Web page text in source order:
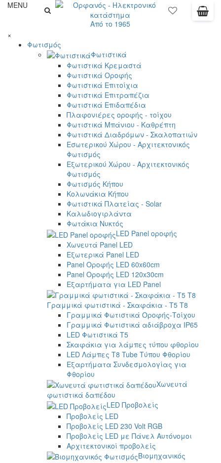
MENU
Από το 1965
×
Φωτισμός
Φωτιστικά
Φωτιστικά Κρεμαστά
Φωτιστικά Οροφής
Φωτιστικά Επιτοίχια
Φωτιστικά Επιτραπέζια
Φωτιστικά Επιδαπέδια
Πλαφονιέρες οροφής - τοίχου
Φωτιστικά Μπάνιου - Καθρέπτη
Φωτιστικά Διαδρόμων - Σκαλοπατιών
Εσωτερικού Χώρου - Αρχιτεκτονικός
Φωτισμός
Εξωτερικού Χώρου - Αρχιτεκτονικός
Φωτισμός
Φωτισμός Κήπου
Κολωνάκια Κήπου
Φωτιστικά Πλατείας - Solar
Καλωδιογιρλάντα
Φωτάκια Νυκτός
LED Panel οροφής
Χωνευτά Panel LED
Εξωτερικά Panel LED
Panel Οροφής LED 60x60cm
Panel Οροφής LED 120x30cm
Εξαρτήματα για LED Panel
Γραμμικά φωτιστικά - Σκαφάκια - Τ5 T8
Γραμμικά Φωτιστικά Οροφής-Τοίχου
Γραμμικά Φωτιστικά αδιάβροχα IP65
LED Φωτιστικά T5
Σκαφάκια για λάμπες τύπου φθορίου
LED Λάμπες T8 Tube Τύπου Φθορίου
Εξαρτήματα Συνδεσμολογίας για
Φθορίου
Χωνευτά
φωτιστικά δαπέδου
LED Προβολείς
Προβολείς LED
Προβολείς LED 230 Volt RGB
Προβολείς LED με Πάνελ Αυτόνομοι
Αρχιτεκτονικοί προβολείς
Βιομηχανικός